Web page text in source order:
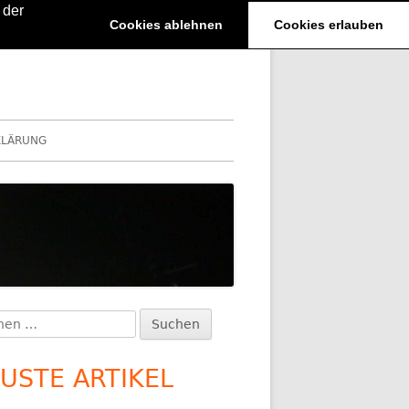
Cookies ablehnen Cookies erlauben
ARTIKEL